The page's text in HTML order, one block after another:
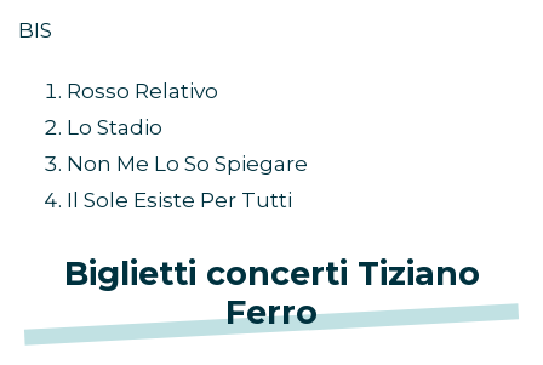
BIS
Rosso Relativo
Lo Stadio
Non Me Lo So Spiegare
Il Sole Esiste Per Tutti
Biglietti concerti Tiziano
Ferro